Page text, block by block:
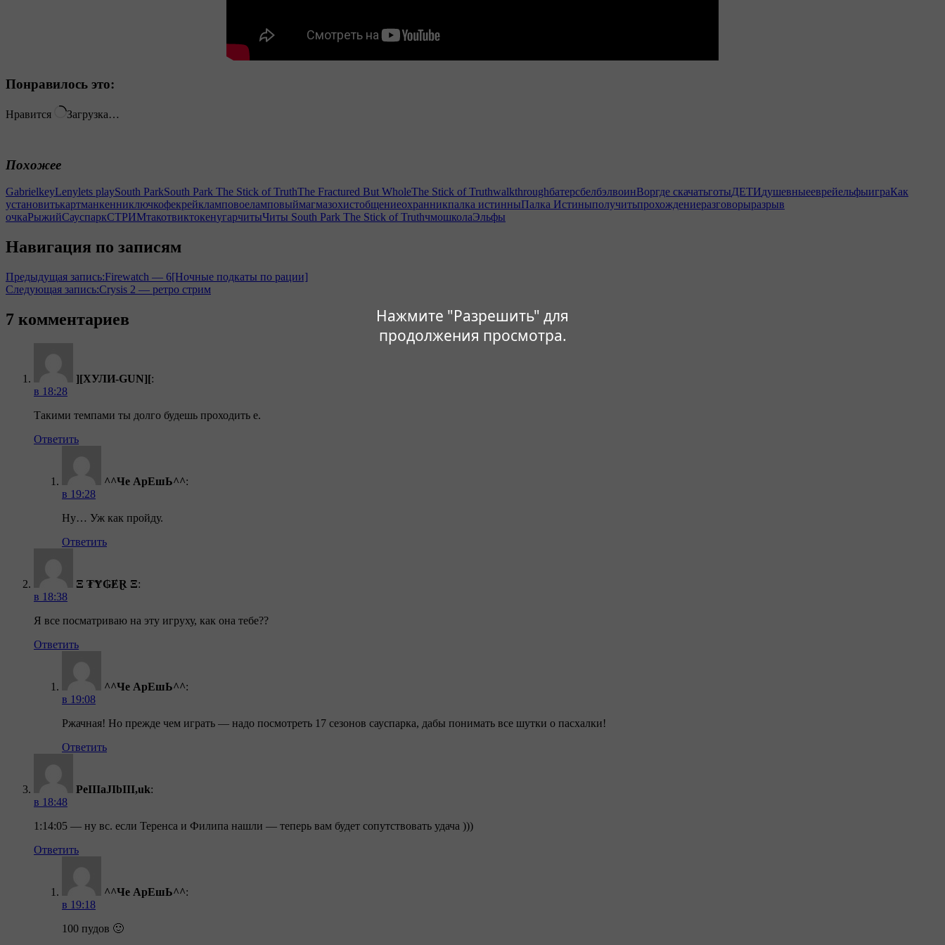
Нажмите "Разрешить" для
продолжения просмотра.
Понравилось это:
Нравится Загрузка…
Похожее
GabrielkeyLenylets playSouth ParkSouth Park The Stick of TruthThe Fractured But WholeThe Stick of TruthwalkthroughбатерсбелбэлвоинВоргде скачатьготыДЕТИдушевныееврейельфыиграКак
установитькартманкенниключкофекрейкламповоеламповыймагмазохистобщениеохранникпалка истинныПалка Истиныполучитьпрохождениеразговорыразрыв
очкаРыжийСауспаркСТРИМтакотвиктокенугарчитыЧиты South Park The Stick of TruthчмошколаЭльфы
Навигация по записям
Предыдущая запись:Firewatch — 6[Ночные подкаты по рации]
Следующая запись:Crysis 2 — ретро стрим
7 комментариев
][ХУЛИ-GUN][:
в 18:28
Такими темпами ты долго будешь проходить е.
Ответить
^^Че АрЕшЬ^^:
в 19:28
Ну… Уж как пройду.
Ответить
Ξ ₮Ɏ₲ɆⱤ Ξ:
в 18:38
Я все посматриваю на эту игруху, как она тебе??
Ответить
^^Че АрЕшЬ^^:
в 19:08
Ржачная! Но прежде чем играть — надо посмотреть 17 сезонов сауспарка, дабы понимать все шутки о пасхалки!
Ответить
PeIIIaJIbIII,uk:
в 18:48
1:14:05 — ну вс. если Теренса и Филипа нашли — теперь вам будет сопутствовать удача )))
Ответить
^^Че АрЕшЬ^^:
в 19:18
100 пудов 🙂